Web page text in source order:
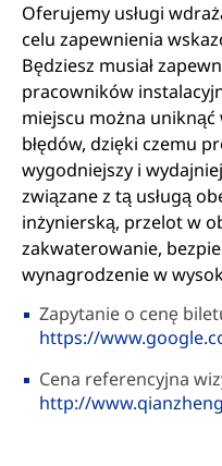
Oferujemy usługi
celu zapewnienia
Będziesz musiał
pracowników
miejscu można
błędów, dzięki czemu
wygodniejszy i
związane z tą usługą
inżynierską, przelot w
zakwaterowanie,
wynagrodzenie w
Zapytanie o cenę
https://
Cena referencyjna
http://